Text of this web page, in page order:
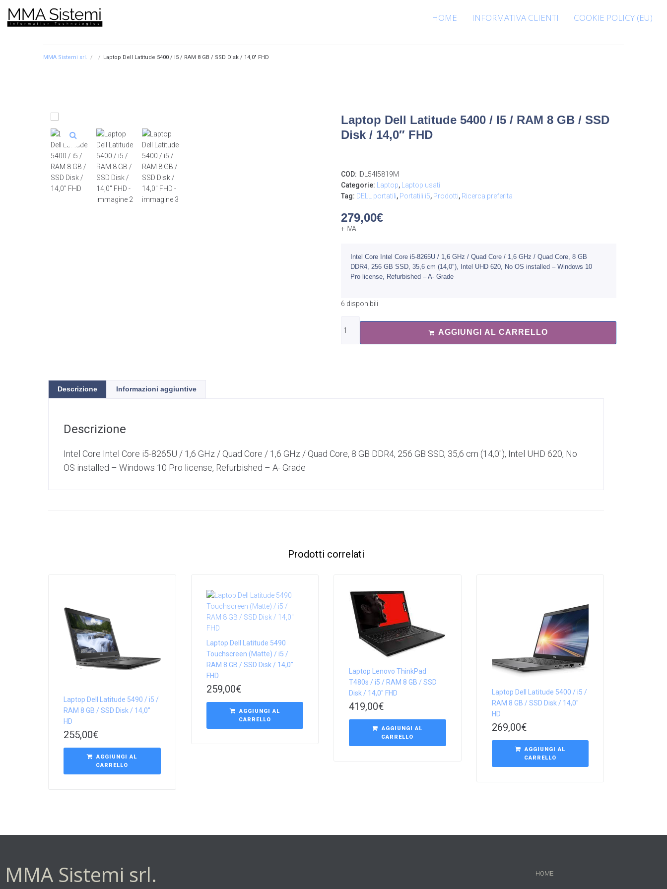
HOME INFORMATIVA CLIENTI COOKIE POLICY (EU)
MMA Sistemi srl. / / Laptop Dell Latitude 5400 / i5 / RAM 8 GB / SSD Disk / 14,0″ FHD
Laptop Dell Latitude 5400 / I5 / RAM 8 GB / SSD
Disk / 14,0″ FHD
COD: IDL54I5819M
Categorie:
Laptop,
Laptop usati
Tag: DELL portatili, Portatili i5, Prodotti, Ricerca preferita
279,00€
+ IVA
Intel Core Intel Core i5-8265U / 1,6 GHz / Quad Core / 1,6 GHz / Quad Core, 8 GB
DDR4, 256 GB SSD, 35,6 cm (14,0″), Intel UHD 620, No OS installed – Windows 10
Pro license, Refurbished – A- Grade
6 disponibili
AGGIUNGI AL CARRELLO
Descrizione Informazioni aggiuntive
Descrizione
Intel Core Intel Core i5-8265U / 1,6 GHz / Quad Core / 1,6 GHz / Quad Core, 8 GB DDR4, 256 GB SSD, 35,6 cm (14,0″), Intel UHD 620, No
OS installed – Windows 10 Pro license, Refurbished – A- Grade
Prodotti correlati
Laptop Dell Latitude 5490 / i5 /
RAM 8 GB / SSD Disk / 14,0″
HD
255,00€
AGGIUNGI AL
CARRELLO
Laptop Dell Latitude 5490
Touchscreen (Matte) / i5 /
RAM 8 GB / SSD Disk / 14,0″
FHD
259,00€
AGGIUNGI AL
CARRELLO
Laptop Lenovo ThinkPad
T480s / i5 / RAM 8 GB / SSD
Disk / 14,0″ FHD
419,00€
AGGIUNGI AL
CARRELLO
Laptop Dell Latitude 5400 / i5 /
RAM 8 GB / SSD Disk / 14,0″
HD
269,00€
AGGIUNGI AL
CARRELLO
MMA Sistemi srl. HOME